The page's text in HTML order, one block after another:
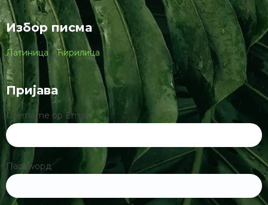
Избор писма
Латиница |Ћирилица
Пријава
Username ор Email
Пассwорд